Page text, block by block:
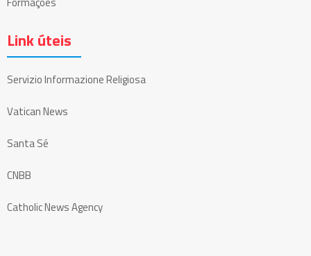
Link úteis
Servizio Informazione Religiosa
Vatican News
Santa Sé
CNBB
Catholic News Agency